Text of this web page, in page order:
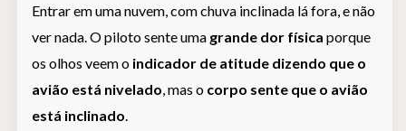
Entrar em uma nuvem, com chuva inclinada lá fora, e não
ver nada. O piloto sente uma grande dor física porque
os olhos veem o indicador de atitude dizendo que o
avião está nivelado , mas o corpo sente que o avião
está inclinado